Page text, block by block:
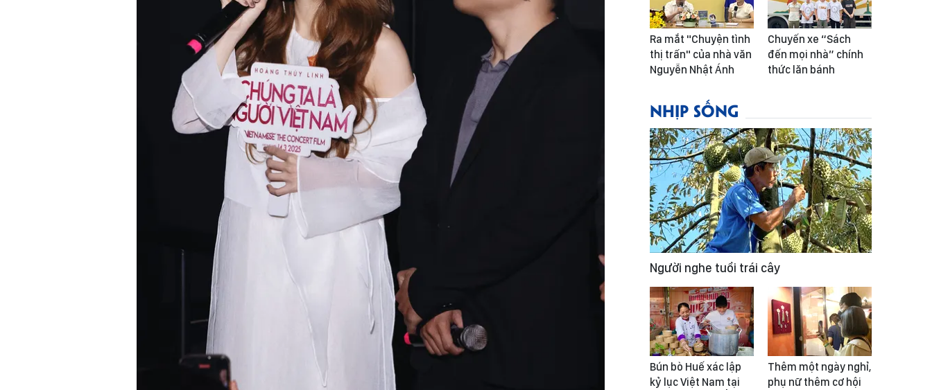
Ra mắt "Chuyện tình
thị trấn" của nhà văn
Nguyễn Nhật Ánh
Chuyến xe “Sách
đến mọi nhà” chính
thức lăn bánh
NHỊP SỐNG
Người nghe tuổi trái cây
Bún bò Huế xác lập
kỷ lục Việt Nam tại
Thêm một ngày nghỉ,
phụ nữ thêm cơ hội